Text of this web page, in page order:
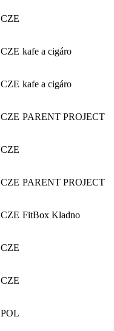
CZE
CZE kafe a cigáro
CZE kafe a cigáro
CZE PARENT PROJECT
CZE
CZE PARENT PROJECT
CZE FitBox Kladno
CZE
CZE
POL